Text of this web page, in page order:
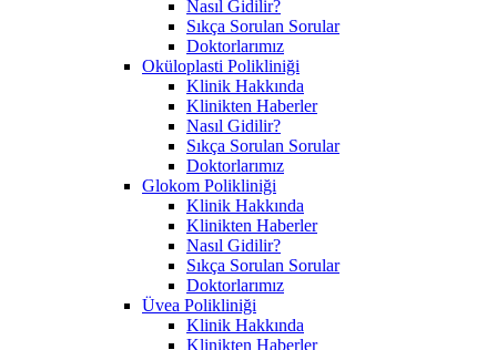
Nasıl Gidilir?
Sıkça Sorulan Sorular
Doktorlarımız
Oküloplasti Polikliniği
Klinik Hakkında
Klinikten Haberler
Nasıl Gidilir?
Sıkça Sorulan Sorular
Doktorlarımız
Glokom Polikliniği
Klinik Hakkında
Klinikten Haberler
Nasıl Gidilir?
Sıkça Sorulan Sorular
Doktorlarımız
Üvea Polikliniği
Klinik Hakkında
Klinikten Haberler